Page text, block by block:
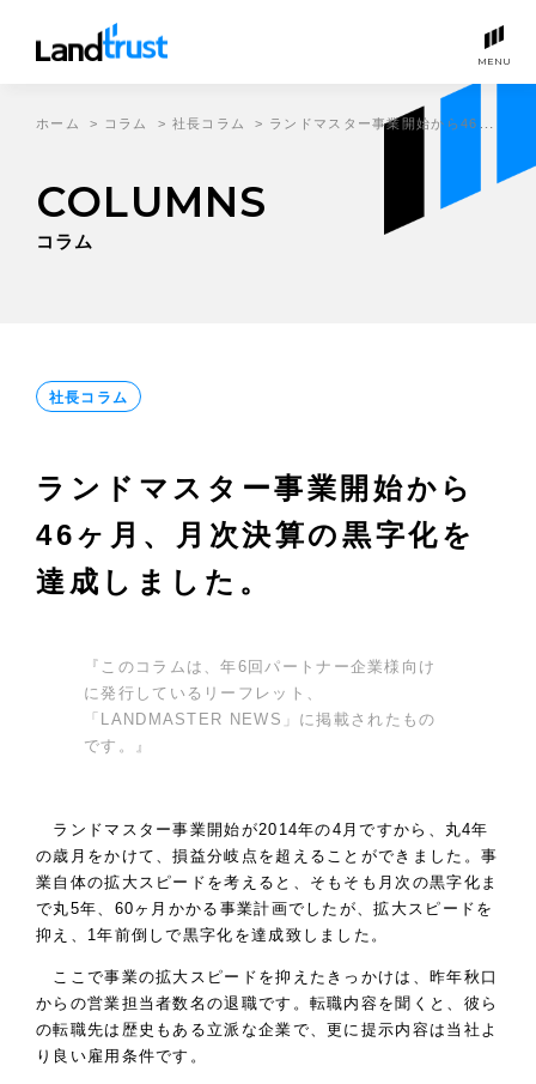
MENU
COLUMNS
コラム
ホーム > コラム > 社長コラム > ランドマスター事業開始から46ヶ月、月次決算の黒字化を達成しました。
社長コラム
ランドマスター事業開始から
46ヶ月、月次決算の黒字化を
達成しました。
『このコラムは、年6回パートナー企業様向け
に発行しているリーフレット、
「LANDMASTER NEWS」に掲載されたもの
です。』
ランドマスター事業開始が2014年の4月ですから、丸4年
の歳月をかけて、損益分岐点を超えることができました。事
業自体の拡大スピードを考えると、そもそも月次の黒字化ま
で丸5年、60ヶ月かかる事業計画でしたが、拡大スピードを
抑え、1年前倒しで黒字化を達成致しました。
ここで事業の拡大スピードを抑えたきっかけは、昨年秋口
からの営業担当者数名の退職です。転職内容を聞くと、彼ら
の転職先は歴史もある立派な企業で、更に提示内容は当社よ
り良い雇用条件です。